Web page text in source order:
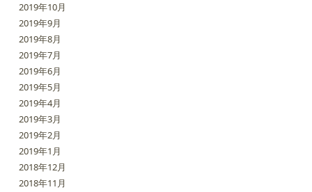
2019年10月
2019年9月
2019年8月
2019年7月
2019年6月
2019年5月
2019年4月
2019年3月
2019年2月
2019年1月
2018年12月
2018年11月